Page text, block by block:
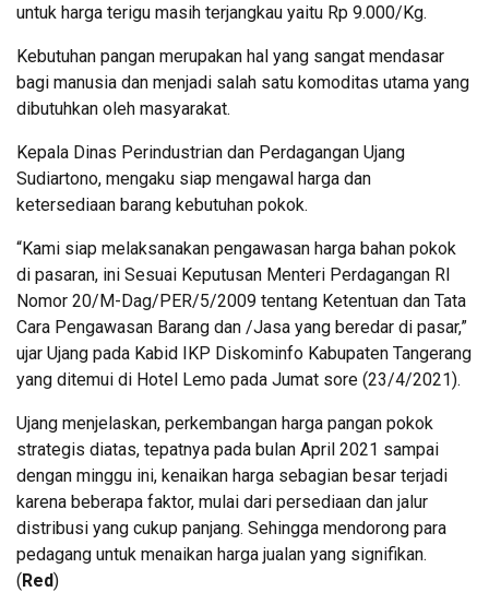
untuk harga terigu masih terjangkau yaitu Rp 9.000/Kg.
Kebutuhan pangan merupakan hal yang sangat mendasar
bagi manusia dan menjadi salah satu komoditas utama yang
dibutuhkan oleh masyarakat.
Kepala Dinas Perindustrian dan Perdagangan Ujang
Sudiartono, mengaku siap mengawal harga dan
ketersediaan barang kebutuhan pokok.
“Kami siap melaksanakan pengawasan harga bahan pokok
di pasaran, ini Sesuai Keputusan Menteri Perdagangan RI
Nomor 20/M-Dag/PER/5/2009 tentang Ketentuan dan Tata
Cara Pengawasan Barang dan /Jasa yang beredar di pasar,”
ujar Ujang pada Kabid IKP Diskominfo Kabupaten Tangerang
yang ditemui di Hotel Lemo pada Jumat sore (23/4/2021).
Ujang menjelaskan, perkembangan harga pangan pokok
strategis diatas, tepatnya pada bulan April 2021 sampai
dengan minggu ini, kenaikan harga sebagian besar terjadi
karena beberapa faktor, mulai dari persediaan dan jalur
distribusi yang cukup panjang. Sehingga mendorong para
pedagang untuk menaikan harga jualan yang signifikan.
(Red)